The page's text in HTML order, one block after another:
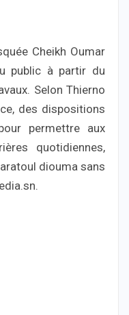
Cheikh Oumar
public à partir du
Selon Thierno
des dispositions
permettre aux
quotidiennes,
diouma sans